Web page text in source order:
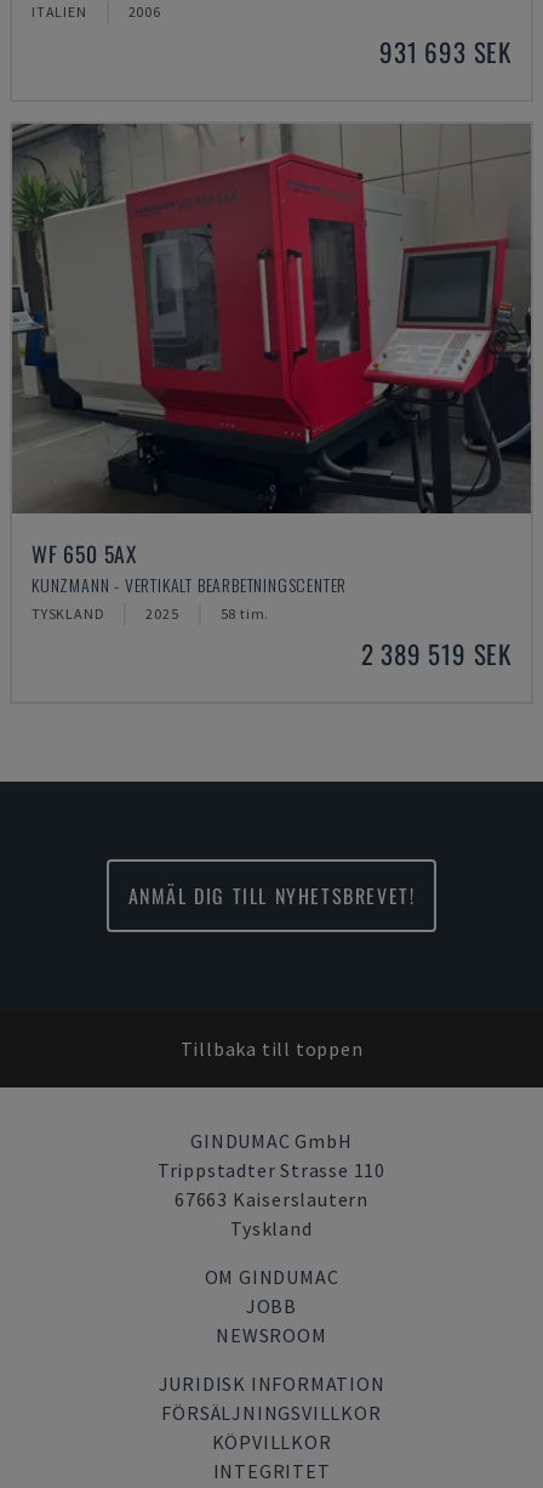
ITALIEN 2006
931 693 SEK
WF 650 5AX
KUNZMANN - VERTIKALT BEARBETNINGSCENTER
TYSKLAND 2025 58 tim.
2 389 519 SEK
ANMÄL DIG TILL NYHETSBREVET!
Tillbaka till toppen
GINDUMAC GmbH
Trippstadter Strasse 110
67663 Kaiserslautern
Tyskland
OM GINDUMAC
JOBB
NEWSROOM
JURIDISK INFORMATION
FÖRSÄLJNINGSVILLKOR
KÖPVILLKOR
INTEGRITET